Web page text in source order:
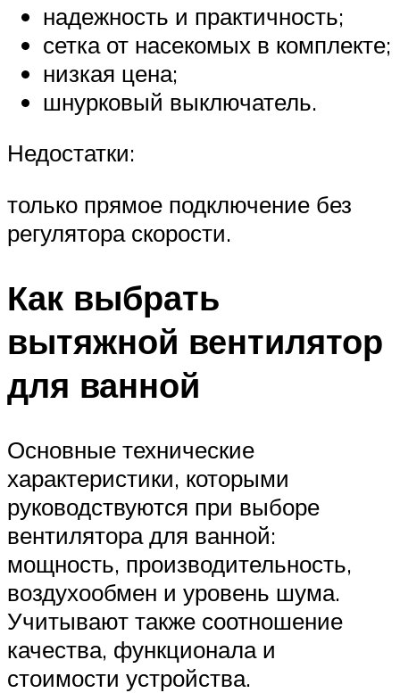
надежность и практичность;
сетка от насекомых в комплекте;
низкая цена;
шнурковый выключатель.
Недостатки:
только прямое подключение без
регулятора скорости.
Как выбрать
вытяжной вентилятор
для ванной
Основные технические
характеристики, которыми
руководствуются при выборе
вентилятора для ванной:
мощность, производительность,
воздухообмен и уровень шума.
Учитывают также соотношение
качества, функционала и
стоимости устройства.